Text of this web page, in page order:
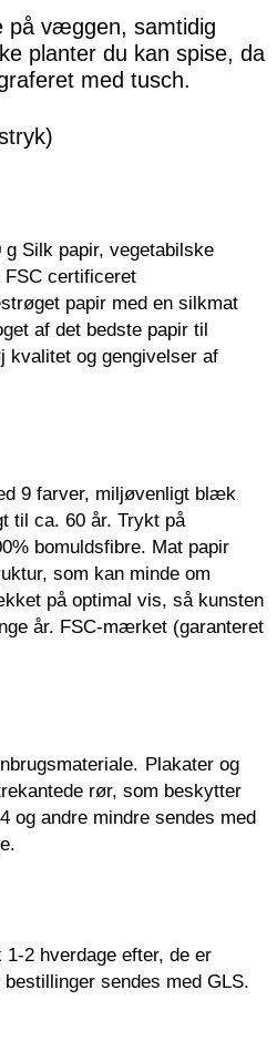
på væggen, samtidig
planter du kan spise, da
med tusch.
Silk papir, vegetabilske
certificeret
papir med en silkmat
af det bedste papir til
kvalitet og gengivelser af
9 farver, miljøvenligt blæk
til ca. 60 år. Trykt på
bomuldsfibre. Mat papir
som kan minde om
på optimal vis, så kunsten
år. FSC-mærket (garanteret
Plakater og
rør, som beskytter
og andre mindre sendes med
2 hverdage efter, de er
bestillinger sendes med GLS.